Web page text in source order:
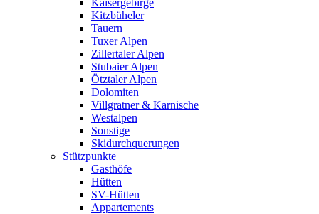
Kaisergebirge
Kitzbüheler
Tauern
Tuxer Alpen
Zillertaler Alpen
Stubaier Alpen
Ötztaler Alpen
Dolomiten
Villgratner & Karnische
Westalpen
Sonstige
Skidurchquerungen
Stützpunkte
Gasthöfe
Hütten
SV-Hütten
Appartements